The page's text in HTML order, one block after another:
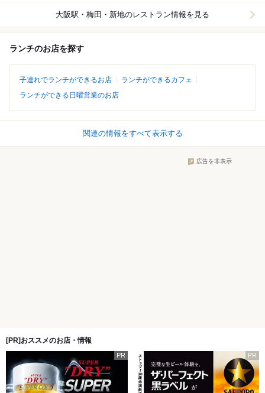
大阪駅・梅田・新地のレストラン情報を見る
ランチのお店を探す
子連れでランチができるお店
ランチができるカフェ
ランチができる日曜営業のお店
関連の情報をすべて表示する
広告を非表示
[PR]おススメのお店・情報
PR PR